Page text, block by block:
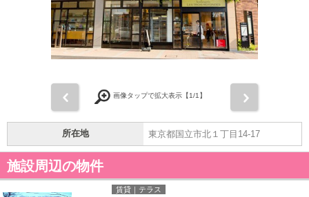
画像タップで拡大表示【1/1】
所在地 東京都国立市北１丁目14-17
施設周辺の物件
賃貸｜テラス